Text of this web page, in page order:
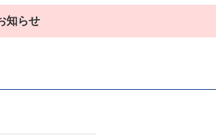
知らせ